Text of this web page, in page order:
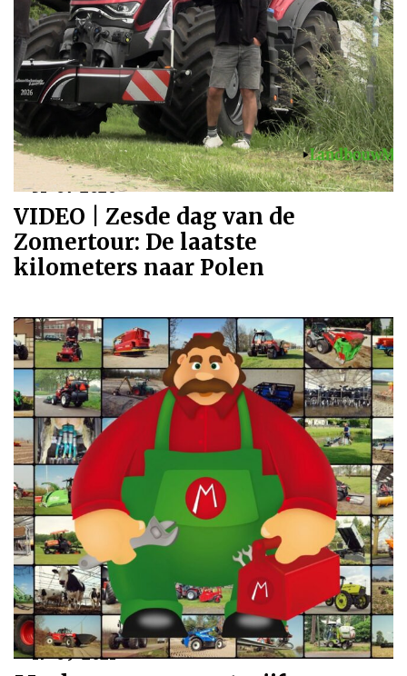
31-07-2026
VIDEO | Zesde dag van de
Zomertour: De laatste
kilometers naar Polen
17-09-2021